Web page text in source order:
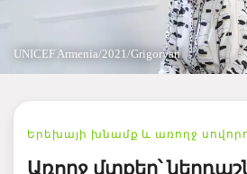
UNICEF Armenia/2021/Grigoryan
Երեխայի խնամք և առողջ
Առողջ մտքեր՝